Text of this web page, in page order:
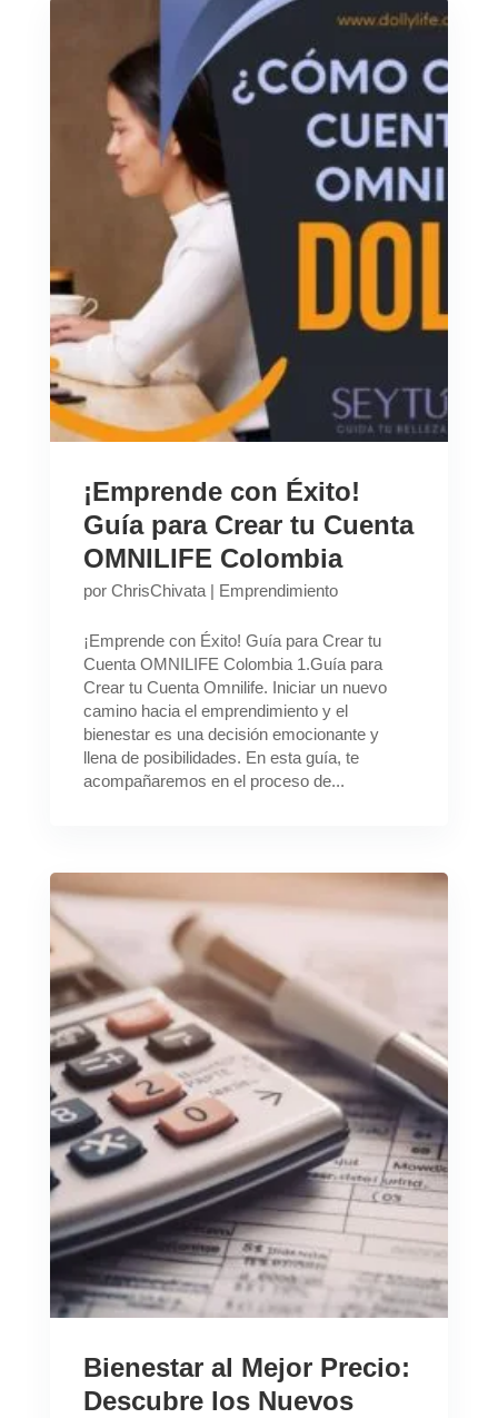
¡Emprende con Éxito!
Guía para Crear tu Cuenta
OMNILIFE Colombia
por ChrisChivata| Emprendimiento
¡Emprende con Éxito! Guía para Crear tu
Cuenta OMNILIFE Colombia 1.Guía para
Crear tu Cuenta Omnilife. Iniciar un nuevo
camino hacia el emprendimiento y el
bienestar es una decisión emocionante y
llena de posibilidades. En esta guía, te
acompañaremos en el proceso de...
Bienestar al Mejor Precio:
Descubre los Nuevos